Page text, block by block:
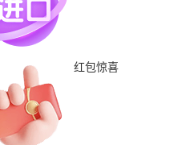
红包惊喜